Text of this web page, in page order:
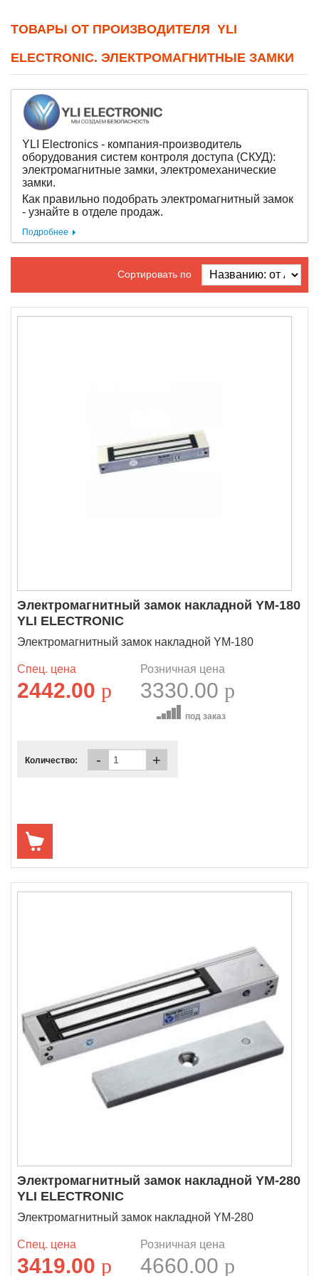
ТОВАРЫ ОТ ПРОИЗВОДИТЕЛЯ YLI
ELECTRONIC. ЭЛЕКТРОМАГНИТНЫЕ ЗАМКИ
YLI Electronics - компания-производитель
оборудования систем контроля доступа (СКУД):
электромагнитные замки, электромеханические
замки.
Как правильно подобрать электромагнитный замок
- узнайте в отделе продаж.
Подробнее
Сортировать по
Электромагнитный замок накладной YM-180
YLI ELECTRONIC
Электромагнитный замок накладной YM-180
Спец. цена
2442.00 p
Розничная цена
3330.00 p
под заказ
Количество: - +
Электромагнитный замок накладной YM-280
YLI ELECTRONIC
Электромагнитный замок накладной YM-280
Спец. цена
3419.00 p
Розничная цена
4660.00 p